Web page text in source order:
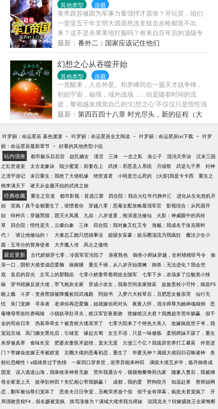
其他类型 连载
美帝跟苏修因为军事力量强悍才嚣张？开玩笑，咱们
一堂堂五千年文明大国居然连支狙击步枪都造不出
来？这不是赤果果地打脸吗？有来自百年后的顶级专
家，这还是事儿么？ “谁TMD说不是事？来我面前我跟
你聊聊？”刘一九头痛地说道，材料不行，制造不行，
甚至工业体系都不行！不就是造个可以打到地球任何
地方的洲际导弹？咋就这么难捏！ 巴铁想要可以覆盖
整个阿三国的飞弹？没问题，咱们卖呀，国家都搞改
革开放了呢！什么？两伊战争爆发了？凭什么苏修跟
美帝能够卖武器咱们不能够卖？别扯淡，只要他们给
钱，有啥卖啥！当然，核武器以及运载核武器可以打
到美国，也能够打到咱们自己的洲际导弹是不能够卖
你呀！反正咱们是不存在的秘密科研基地，所有的盈
亏自负呢……
最新： 番外二：国家应该记住他们
幻想之心从吞噬开始
其他类型 连载
一觉醒来，人在外星。和罗峰同在一届天才战争锋，
初始宇宙，秘境，域外战场……但是随着时间的流
逝，黎相越发感觉自己的“幻想之心”不仅仅只是悟性强
化那么简单。心中幻想降临现实，即是幻想之心。
（《吞噬星空》第一章到第85章，第86章开始《雪鹰
领主》）
最新： 第四百四十八章 时光尽头，新的征程（大
结局）
叶罗丽：命运星辰 暮色潇潇 - 叶罗丽：命运星辰全文阅读 - 叶罗丽：命运星辰txt下载 - 叶罗
丽：命运星辰最新章节 - 好看的其他类型小说
站内强推 都市极乐后后宫 赵氏嫡女 谨言 三体 一念之私 洛公子 混沌天帝诀
汉末三国
之乱世道皇
太古龙象诀 陆少蜜宠：前妻在上 武侠：邪恶圣人系统 月绒祭 武逆九千界
封神
之清平游记
末日重生：我抢了大佬机缘 绝世道君 小明是怎么死的 [火影]我是卡卡西
重生之
桃李满天下
诸天从金庸开始的武侠之旅
经典收藏 重生之官道 都市影视：首选江莱 四合院：我在火红年代挣外汇
进化从生化危机开
始
笑疯！真千金都重生了，谁惯着你 穿越八零：恶毒女配攻略最强军官
影视综合：从民国开
始
特种兵：穿越黑猫，团灭火凤凰 九叔：八岁道童，推演道法修仙
火影：神威眼中的风铃
草
四合院：悟性逆天，云爆白象 三体 四合院：我对象又红又专
海贼：我成名于洛克斯时
代！
谁让他修仙的！ 大秦总工她只想搞事业 超级女富豪：娱乐圈顶流为我疯狂
魔法少女小
圆：五等分的替身使者
大齐魔人传 风云之傲绝
最近更新 古代娇娘穿七零，冷面军官沦陷了 港夜熟色 御兽小师妹穿越，全村猪猪听号令
偷
亲一口，阴郁大佬变成恋爱脑
疯柳腰 重生千禧，从八岁开始摆摊
御兽：无法进化？我会兜
底
皇后的容光 左耳上的那颗痣 七零小娇妻带着萌娃去随军
七零下乡，农场多了位貌美小辣
椒
穿书错嫁反派大佬，带飞炮灰全家 穿成小农女，我靠空间发家致富
血族贵校小可怜，疯批F5
吻上瘾
斗罗：变身黑猫被降魔捡回武魂殿 阿姐书 入梦六大校草后，丑肥恶女被亲哭
仙行无
忧
朱门宠婢 寻亲者 老弟你再恋爱脑，姐就嫁你死对头 夜夜入怀，清冷师尊为她神魂颠倒
恶
毒继母带崽吃香喝辣
小猫妖孕肚寻夫，糙汉军官夜夜吻 替嫁糙汉夫君？我携超市荒年躺赢
假千
金的苟命日常
伪装乖乖女？被贵校大佬亲哭了 七零大院来了个绝色大美人
改嫁疯批世子爷，我
宠冠京城
高门嫡女黑化后，引雄竞 缘起古蜀 女主不语，只是一味修炼
柔弱师妹不舔了，重生
杀穿修真界
食味长安 肥婆农妻医术超绝，宠夫无度 欠债三个亿？我诡异世界打工暴富
外室进
门？带嫁妆改嫁王爷被娇宠
京圈大佬的恶毒初恋，重生了 华夏无神？满级大佬回归召唤诸神
兽
校社恐雌性！s级雄兽过于热情
一家四口穿兽世，崽带异能来种田
满级大佬五岁半，炼丹御兽成
团宠
误入诡道山海，我靠收录神兽无敌 荒年我通古今，顿顿饱餐馋死仇家
随爹入赘后，我被继
母全家宠上天
挺孕肚种田？失忆相公带我躺赢！ 成都，我的爱 野狗咬月 知温赴寒
替师姐网
恋，翻车被仙尊们宠坏了
恶兽夫日日争宠，丑雌哭求放个假 假千金有弹幕，疯批夫君宠疯了
开
局强吻贵校F4，假名媛被宠疯
挨骂涨修为？满城大佬求我当师妹
说我克夫？转嫁摄政王全家悔断